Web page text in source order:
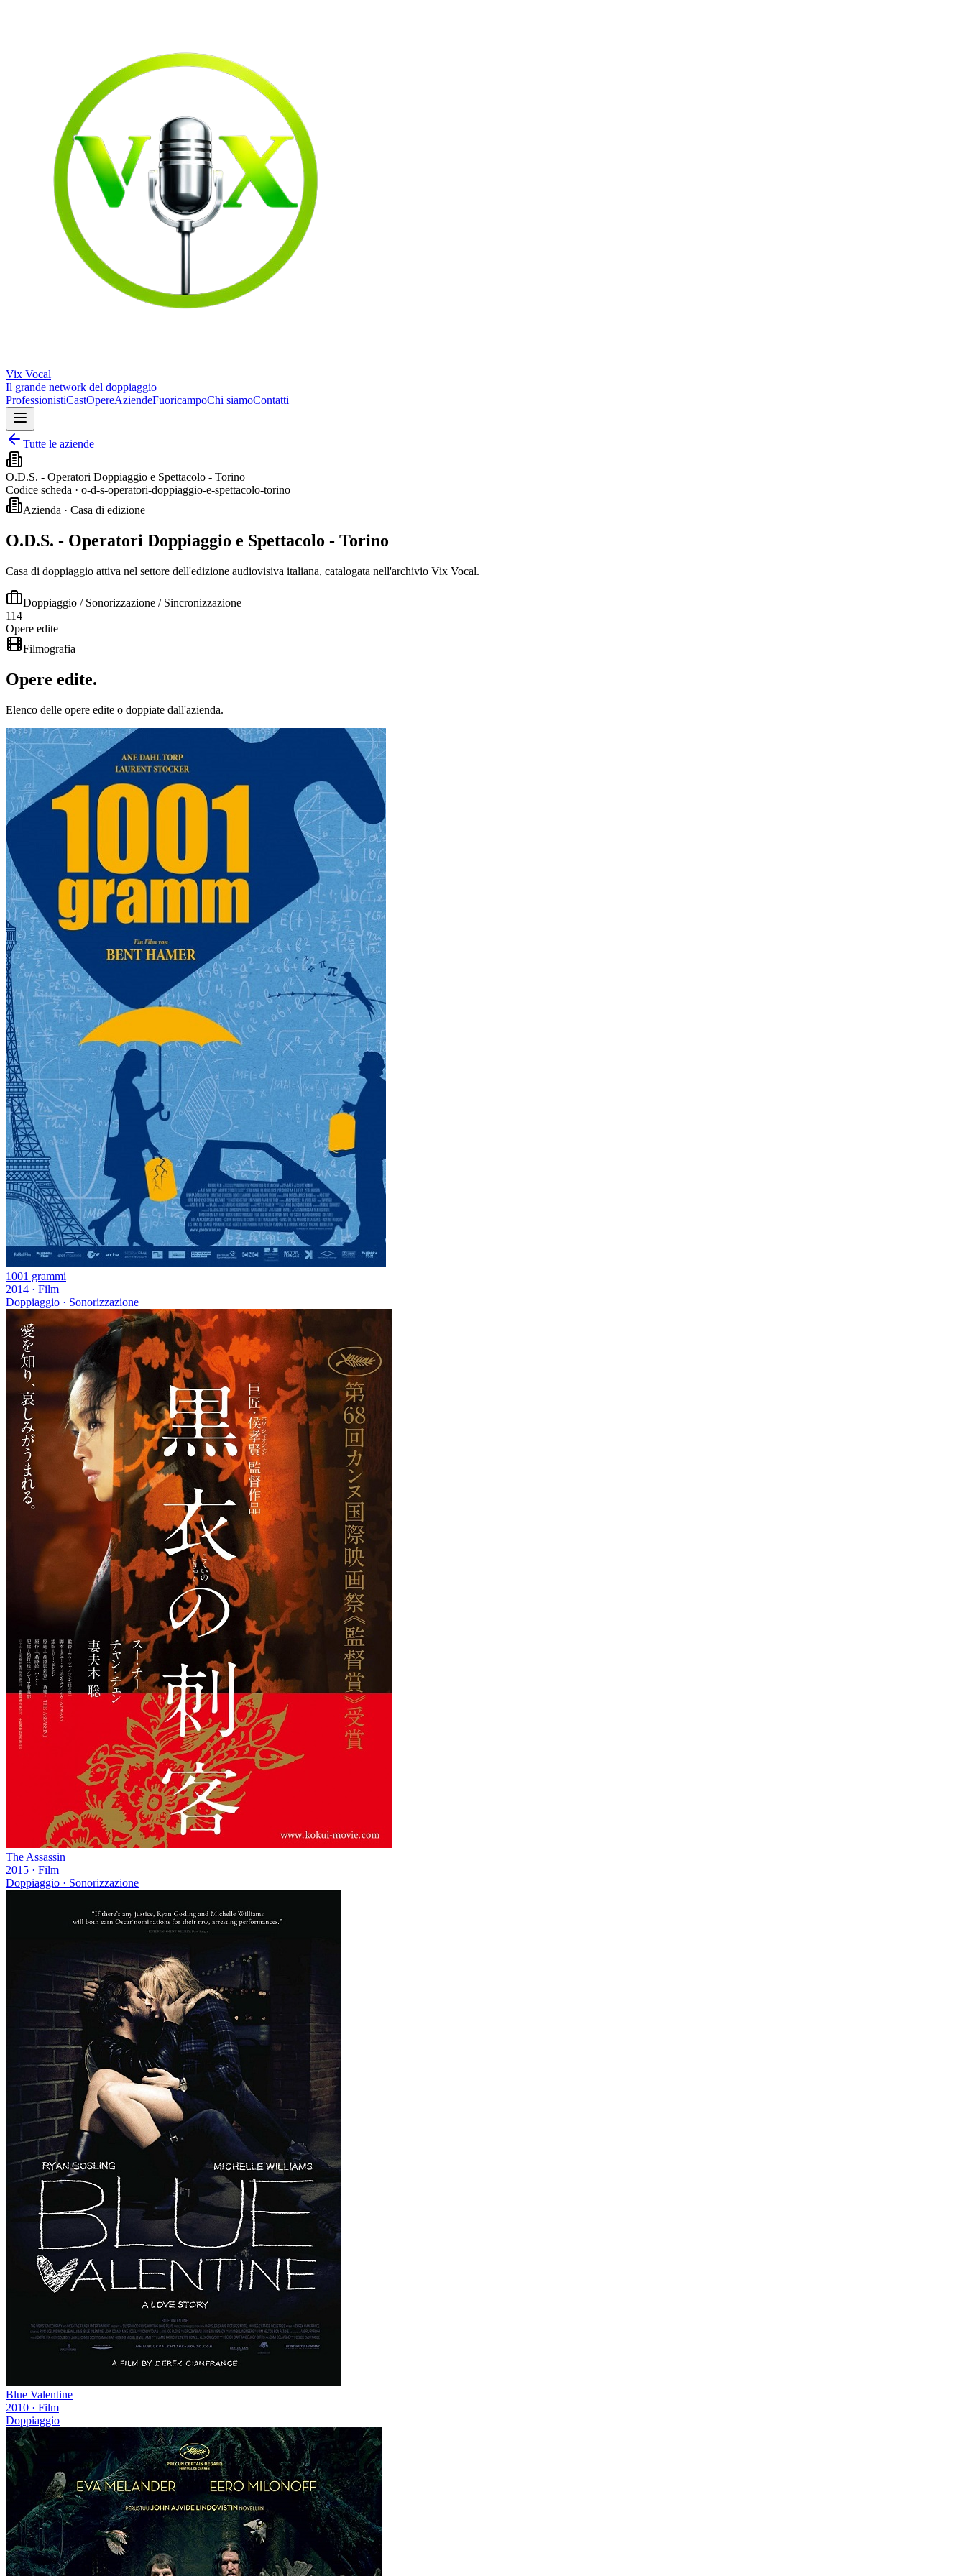
Vix Vocal
Il grande network del doppiaggio
ProfessionistiCastOpereAziendeFuoricampoChi siamoContatti
Tutte le aziende
O.D.S. - Operatori Doppiaggio e Spettacolo - Torino
Codice scheda · o-d-s-operatori-doppiaggio-e-spettacolo-torino
Azienda · Casa di edizione
O.D.S. - Operatori Doppiaggio e Spettacolo - Torino
Casa di doppiaggio attiva nel settore dell'edizione audiovisiva italiana, catalogata nell'archivio Vix Vocal.
Doppiaggio / Sonorizzazione / Sincronizzazione
114
Opere edite
Filmografia
Opere edite.
Elenco delle opere edite o doppiate dall'azienda.
1001 grammi
2014 · Film
Doppiaggio · Sonorizzazione
The Assassin
2015 · Film
Doppiaggio · Sonorizzazione
Blue Valentine
2010 · Film
Doppiaggio